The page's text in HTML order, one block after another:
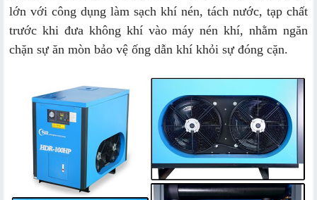
lớn với công dụng làm sạch khí nén, tách nước, tạp chất
trước khi đưa không khí vào máy nén khí, nhằm ngăn
chặn sự ăn mòn bảo vệ ống dẫn khí khỏi sự đóng cặn.